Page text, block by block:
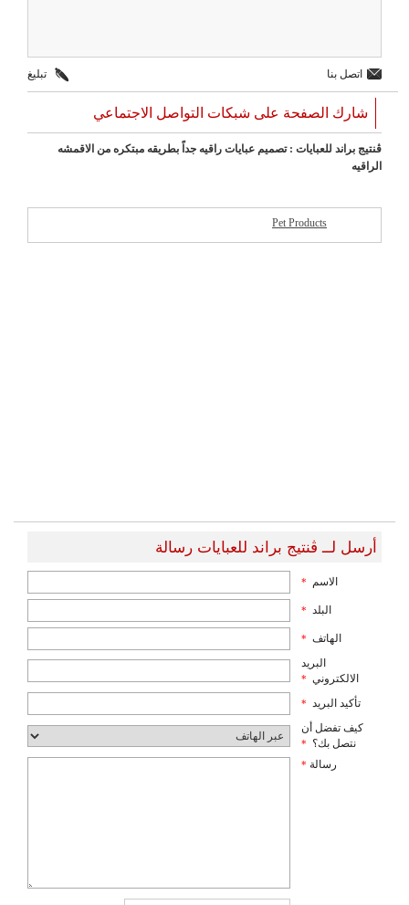
اتصل بنا تبليغ
شارك الصفحة على شبكات التواصل الاجتماعي
ڤنتيج براند للعبايات : تصميم عبايات راقيه جداً بطريقه مبتكره من الاقمشه
الراقيه
Pet Products
أرسل لــ ڤنتيج براند للعبايات رسالة
الاسم *
البلد *
الهاتف *
البريد
الالكتروني *
تأكيد البريد *
كيف تفضل أن
نتصل بك؟ *
رسالة *